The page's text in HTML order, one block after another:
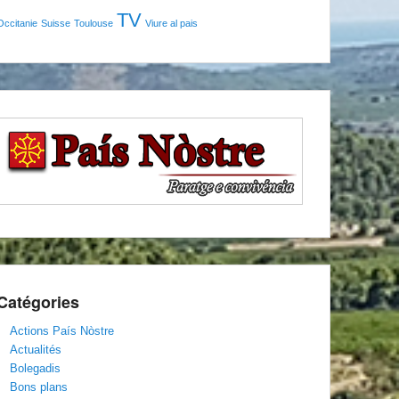
Suisse Toulouse TV Viure al pais
Actions País Nòstre
Actualités
Bolegadis
Bons plans